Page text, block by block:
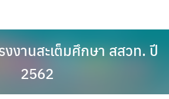
งงานสะเต็มศึกษา สสวท. ปี
2562